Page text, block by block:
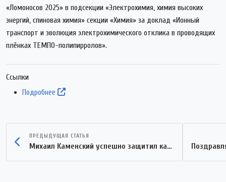
«Ломоносов 2025» в подсекции «Электрохимия, химия высоких
энергий, спиновая химия» секции «Химия» за доклад «Ионный
транспорт и эволюция электрохимического отклика в проводящих
плёнках ТЕМПО-полипирролов».
Ссылки
Подробнее
ПРЕДЫДУЩАЯ СТАТЬЯ
Михаил Каменский успешно защитил кандидатскую диссертацию